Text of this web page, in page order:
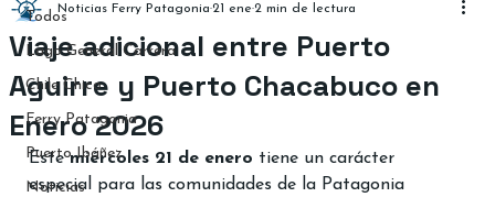
Todos
Lago General Carrera
Chile Chico
Ferry Patagonia
Puerto Ibáñez
Noticias
Viaje adicional entre Puerto
Aguirre y Puerto Chacabuco en
Enero 2026
Noticias Ferry Patagonia21 ene2 min de lectura
Este miércoles 21 de enero tiene un carácter
especial para las comunidades de la Patagonia